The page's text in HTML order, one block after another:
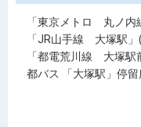
「東京メトロ 丸ノ
「JR山手線 大塚駅
「都電荒川線 大塚駅
都バス 「大塚駅」停